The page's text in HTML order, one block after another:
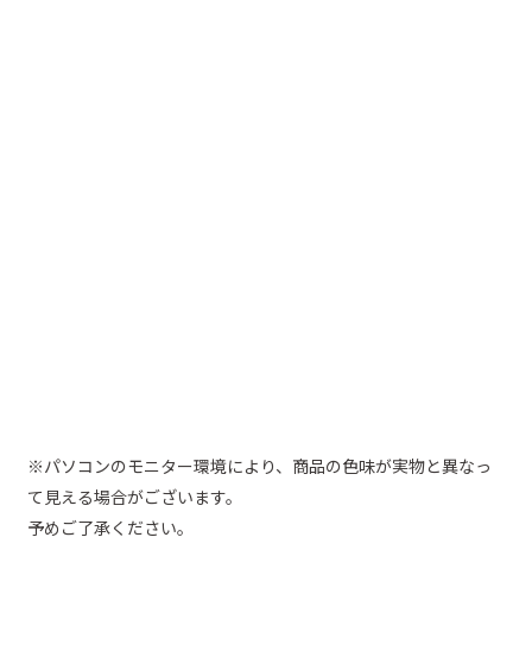
※パソコンのモニター環境により、商品の色味が実物と異なっ
て見える場合がございます。
予めご了承ください。